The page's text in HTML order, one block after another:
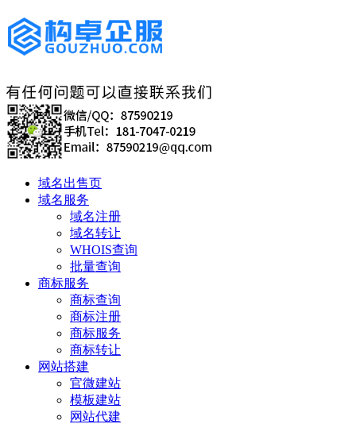
域名出售页
域名服务
域名注册
域名转让
WHOIS查询
批量查询
商标服务
商标查询
商标注册
商标服务
商标转让
网站搭建
官微建站
模板建站
网站代建